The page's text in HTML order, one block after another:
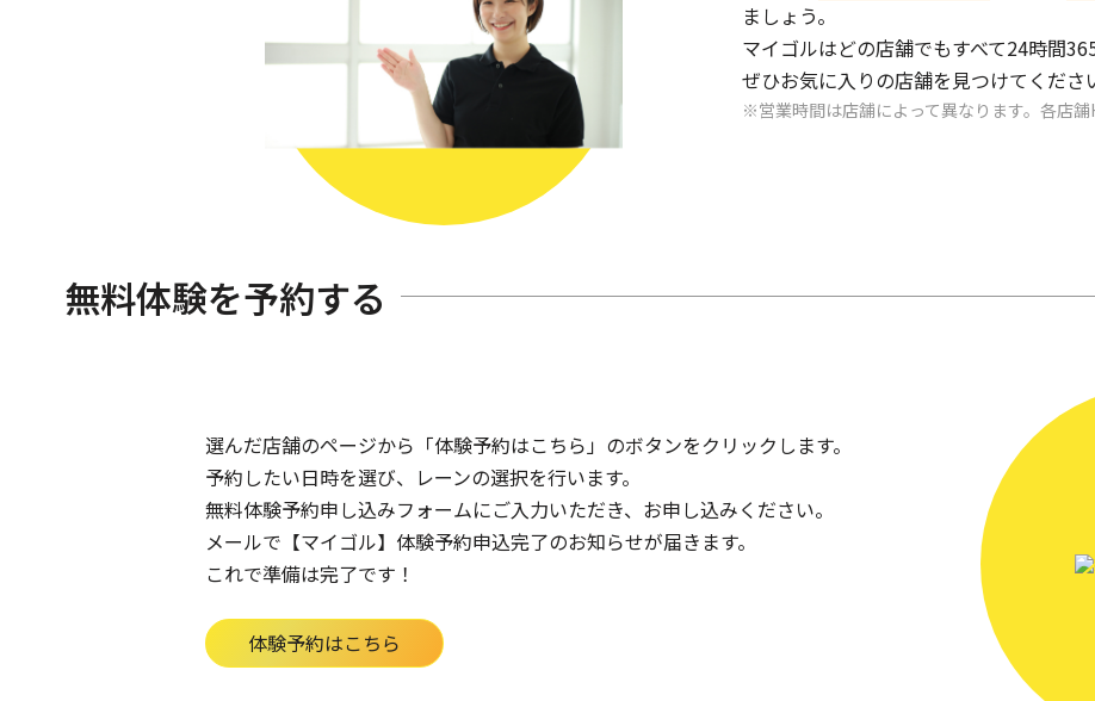
ましょう。
マイゴルはどの店舗でもすべて24時間
ぜひお気に入りの店舗を見つけてくださ
営業時間は店舗によって異なります。各店舗
無料体験を予約する
選んだ店舗のページから「体験予約はこちら」のボタンをクリックします。
予約したい日時を選び、レーンの選択を行います。
無料体験予約申し込みフォームにご入力いただき、お申し込みください。
メールで【マイゴル】体験予約申込完了のお知らせが届きます。
これで準備は完了です！
体験予約はこちら